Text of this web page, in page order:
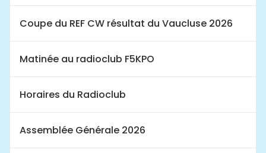
Coupe du REF CW résultat du Vaucluse 2026
Matinée au radioclub F5KPO
Horaires du Radioclub
Assemblée Générale 2026